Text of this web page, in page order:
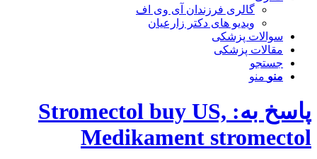
گالری فرزندان آی وی اف
ویدیو های دکتر زارعیان
سوالات پزشکی
مقالات پزشکی
جستجو
منو منو
پاسخ به: Stromectol buy US,
Medikament stromectol